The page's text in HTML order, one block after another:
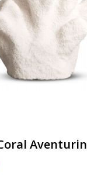
Aventurin